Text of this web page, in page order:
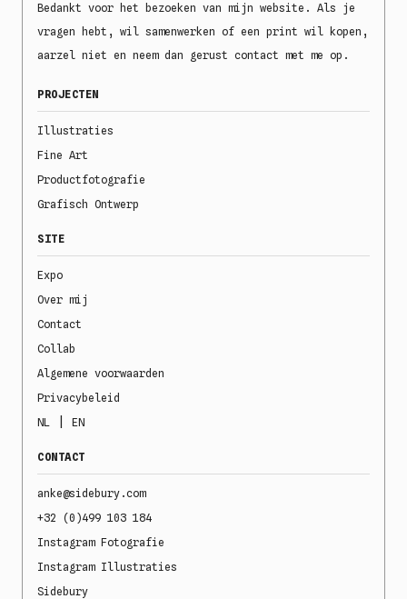
Bedankt voor het bezoeken van mijn website. Als je
vragen hebt, wil samenwerken of een print wil kopen,
aarzel niet en neem dan gerust contact met me op.
PROJECTEN
Illustraties
Fine Art
Productfotografie
Grafisch Ontwerp
SITE
Expo
Over mij
Contact
Collab
Algemene voorwaarden
Privacybeleid
NL
EN
CONTACT
anke@sidebury.com
+32 (0)499 103 184
Instagram Fotografie
Instagram Illustraties
Sidebury